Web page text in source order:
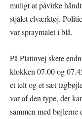
muligt at påvirke
stjålet elværktøj.
var spraymalet i blå.
På Platinvej skete
klokken 07.00 og
et telt og et sæt
var af den type, der
sammen med